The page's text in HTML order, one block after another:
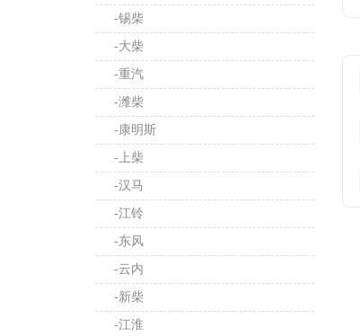
-锡柴
-大柴
-重汽
-潍柴
-康明斯
-上柴
-汉马
-江铃
-东风
-云内
-新柴
-江淮